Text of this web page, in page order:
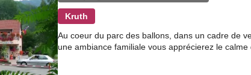
Kruth
Au coeur du parc des ballons, dans un cadre de
une ambiance familiale vous apprécierez le calme